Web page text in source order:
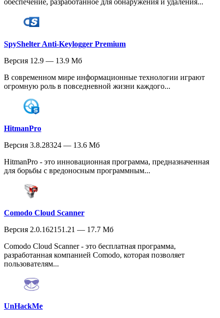
обеспечение, разработанное для обнаружения и удаления...
SpyShelter Anti-Keylogger Premium
Версия 12.9 — 13.9 Мб
В современном мире информационные технологии играют
огромную роль в повседневной жизни каждого...
HitmanPro
Версия 3.8.28324 — 13.6 Мб
HitmanPro - это инновационная программа, предназначенная
для борьбы с вредоносным программным...
Comodo Cloud Scanner
Версия 2.0.162151.21 — 17.7 Мб
Comodo Cloud Scanner - это бесплатная программа,
разработанная компанией Comodo, которая позволяет
пользователям...
UnHackMe